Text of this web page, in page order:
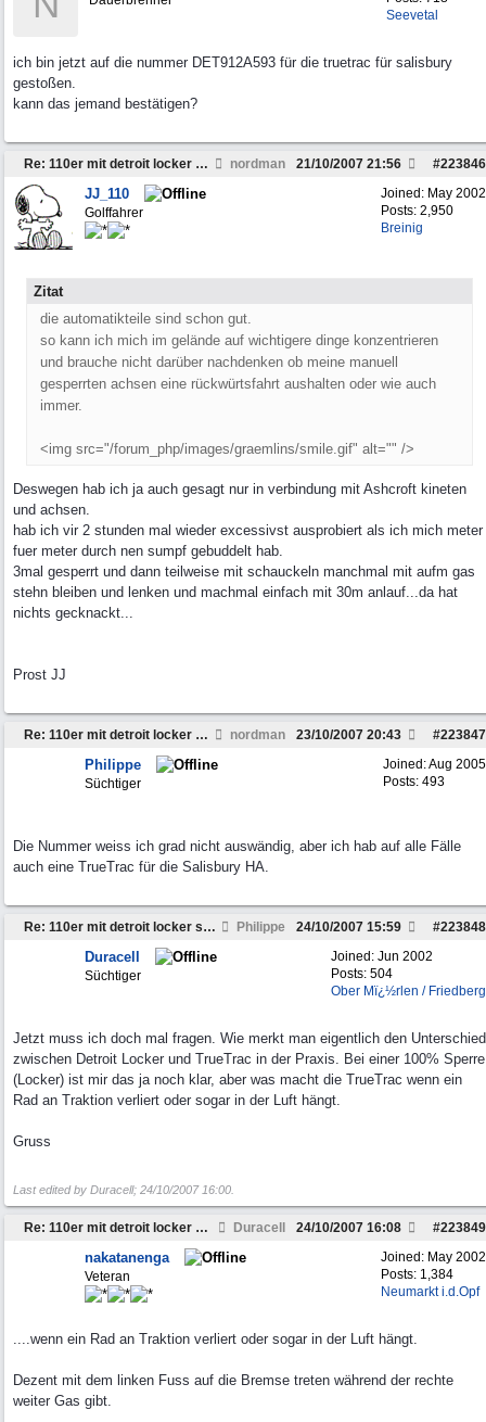
Seevetal
ich bin jetzt auf die nummer DET912A593 für die truetrac für salisbury
gestoßen.
kann das jemand bestätigen?
Re: 110er mit detroit locker sperren ausstatten nordman #223846
21/10/2007 21:56
Joined: May 2002
Posts: 2,950
Breinig
JJ_110
Golffahrer
Zitat
die automatikteile sind schon gut.
so kann ich mich im gelände auf wichtigere dinge konzentrieren
und brauche nicht darüber nachdenken ob meine manuell
gesperrten achsen eine rückwürtsfahrt aushalten oder wie auch
immer.
<img src="/forum_php/images/graemlins/smile.gif" alt="" />
Deswegen hab ich ja auch gesagt nur in verbindung mit Ashcroft kineten
und achsen.
hab ich vir 2 stunden mal wieder excessivst ausprobiert als ich mich meter
fuer meter durch nen sumpf gebuddelt hab.
3mal gesperrt und dann teilweise mit schauckeln manchmal mit aufm gas
stehn bleiben und lenken und machmal einfach mit 30m anlauf...da hat
nichts gecknackt...
Prost JJ
Re: 110er mit detroit locker sperren ausstatten nordman #223847
23/10/2007 20:43
Joined:Aug 2005
Posts: 493
Philippe
Süchtiger
Die Nummer weiss ich grad nicht auswändig, aber ich hab auf alle Fälle
auch eine TrueTrac für die Salisbury HA.
Re: 110er mit detroit locker sperren ausstatten Philippe #223848
24/10/2007 15:59
Joined: Jun 2002
Posts: 504
Ober Mï¿½rlen / Friedberg
Duracell
Süchtiger
Jetzt muss ich doch mal fragen. Wie merkt man eigentlich den Unterschied
zwischen Detroit Locker und TrueTrac in der Praxis. Bei einer 100% Sperre
(Locker) ist mir das ja noch klar, aber was macht die TrueTrac wenn ein
Rad an Traktion verliert oder sogar in der Luft hängt.
Gruss
Last edited by Duracell; 24/10/2007 16:00
Re: 110er mit detroit locker sperren ausstatten Duracell #223849
24/10/2007 16:08
Joined: May 2002
Posts: 1,384
Neumarkt i.d.Opf
nakatanenga
Veteran
....wenn ein Rad an Traktion verliert oder sogar in der Luft hängt.
Dezent mit dem linken Fuss auf die Bremse treten während der rechte
weiter Gas gibt.